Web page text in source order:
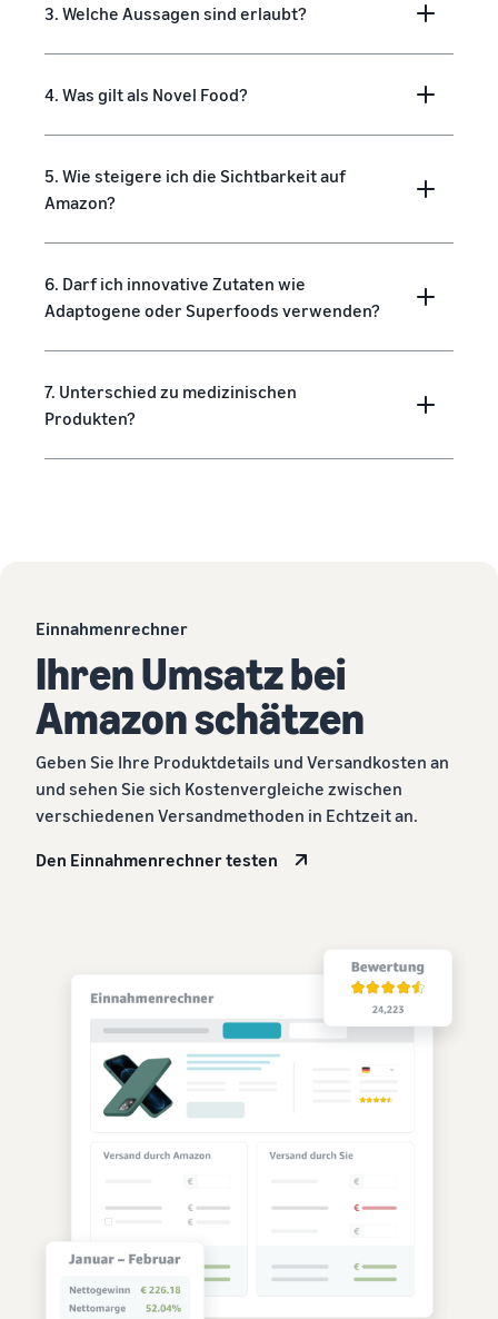
3. Welche Aussagen sind erlaubt?
4. Was gilt als Novel Food?
5. Wie steigere ich die Sichtbarkeit auf
Amazon?
6. Darf ich innovative Zutaten wie
Adaptogene oder Superfoods verwenden?
7. Unterschied zu medizinischen
Produkten?
Einnahmenrechner
Ihren Umsatz bei
Amazon schätzen
Geben Sie Ihre Produktdetails und Versandkosten an
und sehen Sie sich Kostenvergleiche zwischen
verschiedenen Versandmethoden in Echtzeit an.
Den Einnahmenrechner testen